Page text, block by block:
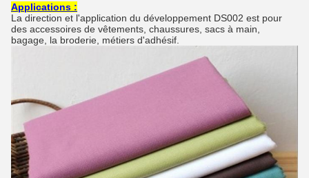
Applications :
La direction et l'application du développement DS002 est pour
des accessoires de vêtements, chaussures, sacs à main,
bagage, la broderie, métiers d'adhésif.